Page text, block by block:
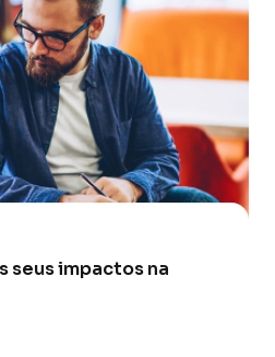
seus impactos na